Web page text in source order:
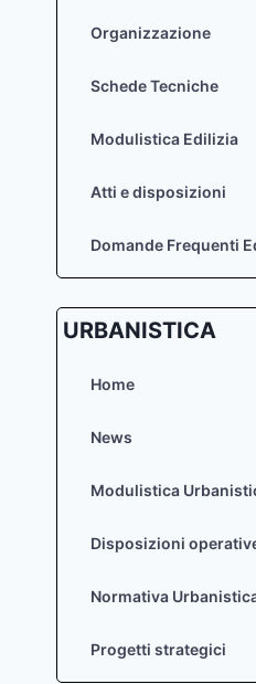
Organizzazione
Schede Tecniche
Modulistica Edilizia
Atti e disposizioni
Domande Frequenti
URBANISTICA
Home
News
Modulistica
Disposizioni
Normativa
Progetti strategici